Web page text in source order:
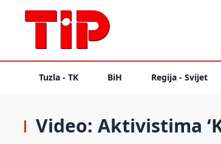
Tuzla - TK BiH Regija - Svijet
Video: Aktivistima